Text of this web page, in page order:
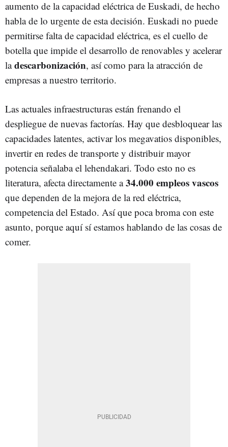
aumento de la capacidad eléctrica de Euskadi, de hecho
habla de lo urgente de esta decisión. Euskadi no puede
permitirse falta de capacidad eléctrica, es el cuello de
botella que impide el desarrollo de renovables y acelerar
ladescarbonización, así como para la atracción de
empresas a nuestro territorio.
Las actuales infraestructuras están frenando el
despliegue de nuevas factorías. Hay que desbloquear las
capacidades latentes, activar los megavatios disponibles,
invertir en redes de transporte y distribuir mayor
potencia señalaba el lehendakari. Todo esto no es
literatura, afecta directamente a34.000 empleos vascos
que dependen de la mejora de la red eléctrica,
competencia del Estado. Así que poca broma con este
asunto, porque aquí sí estamos hablando de las cosas de
comer.